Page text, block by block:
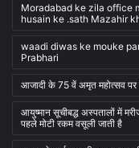
Moradabad ke zila office
husain ke .sath Mazahir
waadi diwas ke mouke
Prabhari
आजादी के 75 वें अमृत महोत्सव पर
आयुष्मान सूचीबद्ध अस्पतालों में
पहले मोटी रकम वसूली जाती है